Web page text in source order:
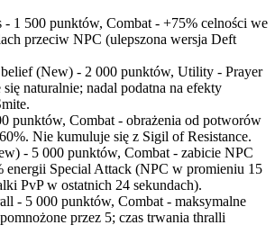
- 1 500 punktów, Combat - +75% celności we
przeciw NPC (ulepszona wersja Deft
(New) - 2 000 punktów, Utility - Prayer
naturalnie; nadal podatna na efekty
punktów, Combat - obrażenia od potworów
Nie kumuluje się z Sigil of Resistance.
- 5 000 punktów, Combat - zabicie NPC
energii Special Attack (NPC w promieniu 15
PvP w ostatnich 24 sekundach).
- 5 000 punktów, Combat - maksymalne
przez 5; czas trwania thralli